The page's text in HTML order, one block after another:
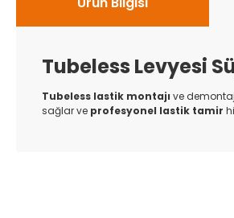
Tubeless Levyesi
Tubeless lastik montajı ve
sağlar ve profesyonel lastik tamir